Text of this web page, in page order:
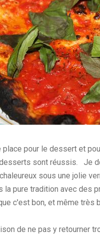
pour le dessert et
sont réussis. Je
sous une jolie
la pure tradition avec des
c'est bon, et même
de ne pas y retourner